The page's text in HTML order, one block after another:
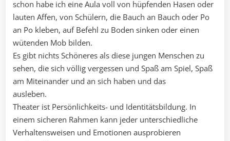
schon habe ich eine Aula voll von hüpfenden Hasen oder
lauten Affen, von Schülern, die Bauch an Bauch oder Po
an Po kleben, auf Befehl zu Boden sinken oder einen
wütenden Mob bilden.
Es gibt nichts Schöneres als diese jungen Menschen zu
sehen, die sich völlig vergessen und Spaß am Spiel, Spaß
am Miteinander und an sich haben und das
ausleben.
Theater ist Persönlichkeits- und Identitätsbildung. In
einem sicheren Rahmen kann jeder unterschiedliche
Verhaltensweisen und Emotionen ausprobieren